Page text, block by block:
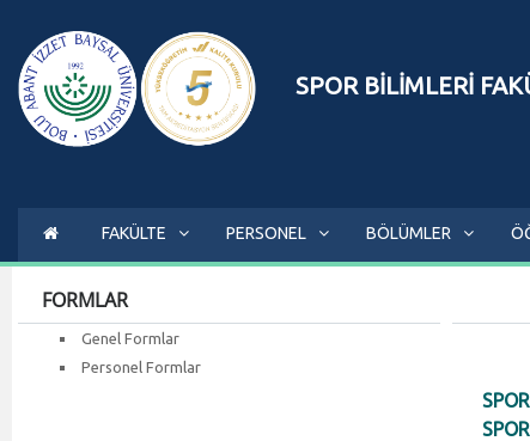
SPOR BİLİMLERİ
FAKÜLTE PERSONEL BÖLÜMLER
FORMLAR
Genel Formlar
Personel Formlar